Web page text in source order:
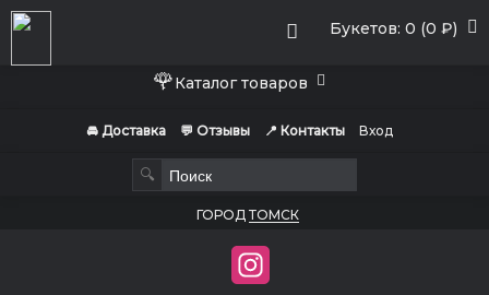
Букетов: 0 (0 ₽)
🌹Каталог товаров
🚘 Доставка 💬 Отзывы 📍 Контакты Вход
🔍
ГОРОД ТОМСК